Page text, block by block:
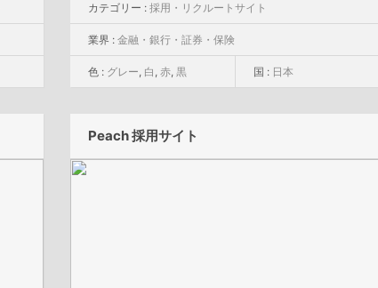
カテゴリー : 採用・リクルートサイト
業界 : 金融・銀行・証券・保険
色 : グレー, 白 , 赤, 黒 国 : 日本
Peach 採用サイト